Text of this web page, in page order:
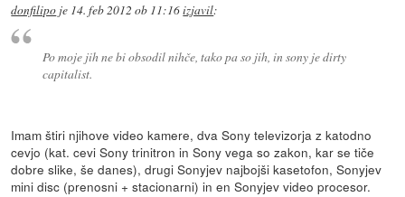
donfilipo je 14. feb 2012 ob 11:16izjavil:
Po moje jih ne bi obsodil nihče, tako pa so jih, in sony je dirty
capitalist.
Imam štiri njihove video kamere, dva Sony televizorja z katodno
cevjo (kat. cevi Sony trinitron in Sony vega so zakon, kar se tiče
dobre slike, še danes), drugi Sonyjev najbojši kasetofon, Sonyjev
mini disc (prenosni + stacionarni) in en Sonyjev video procesor.